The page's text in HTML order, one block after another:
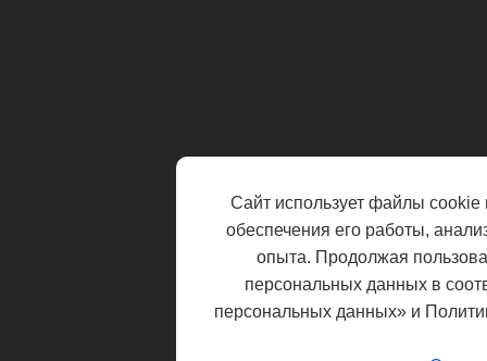
Сайт использует файлы cookie
обеспечения его работы,
опыта. Продолжая
персональных данных в
персональных данных» и